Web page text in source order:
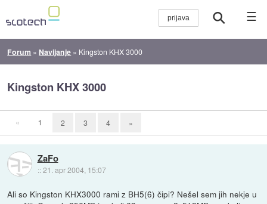
☰
Forum » Navijanje » Kingston KHX 3000
Kingston KHX 3000
« 1 2 3 4 »
ZaFo
::21. apr 2004, 15:07
Ali so Kingston KHX3000 rami z BH5(6) čipi? Nešel sem jih nekje u